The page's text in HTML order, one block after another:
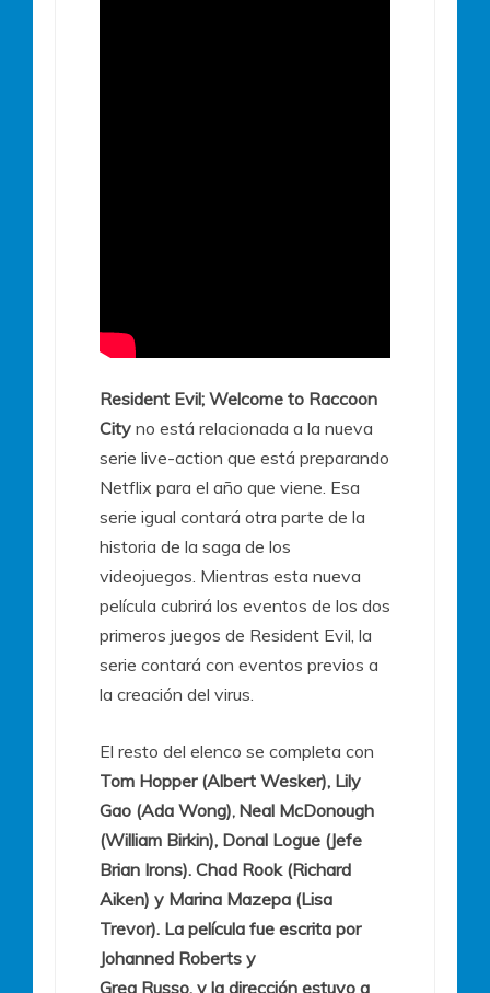
Resident Evil; Welcome to Raccoon
City no está relacionada a la nueva
serie live-action que está preparando
Netflix para el año que viene. Esa
serie igual contará otra parte de la
historia de la saga de los
videojuegos. Mientras esta nueva
película cubrirá los eventos de los dos
primeros juegos de Resident Evil, la
serie contará con eventos previos a
la creación del virus.
El resto del elenco se completa con
Tom Hopper (Albert Wesker), Lily
Gao (Ada Wong), Neal McDonough
(William Birkin), Donal Logue (Jefe
Brian Irons). Chad Rook (Richard
Aiken) y Marina Mazepa (Lisa
Trevor). La película fue escrita por
Johanned Roberts y
Greg Russo, y la dirección estuvo a